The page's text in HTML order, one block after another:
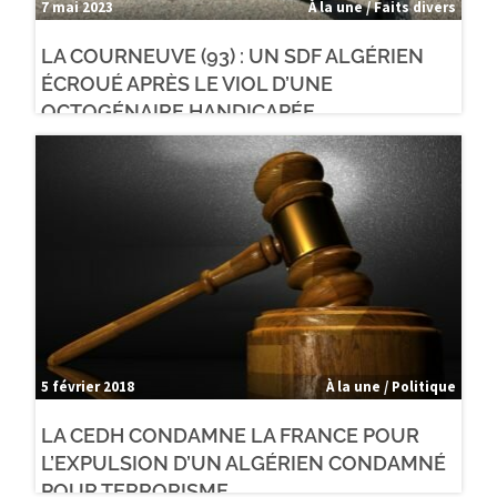
7 mai 2023 À la une / Faits divers
LA COURNEUVE (93) : UN SDF ALGÉRIEN
ÉCROUÉ APRÈS LE VIOL D’UNE
OCTOGÉNAIRE HANDICAPÉE
5 février 2018 À la une / Politique
LA CEDH CONDAMNE LA FRANCE POUR
L’EXPULSION D’UN ALGÉRIEN CONDAMNÉ
POUR TERRORISME